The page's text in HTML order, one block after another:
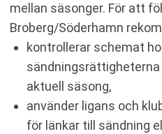
mellan säsonger. För att
Broberg/Söderhamn
kontrollerar schemat
aktuell säsong,
använder ligans och
för länkar till sändning